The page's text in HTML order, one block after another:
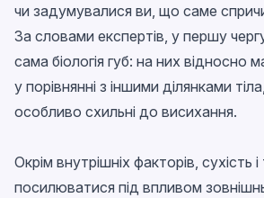
чи задумувалися ви, що саме
За словами експертів, у першу
сама біологія губ: на них відносно
у порівнянні з іншими ділянками
особливо схильні до висихання.
Окрім внутрішніх факторів, сухість
посилюватися під впливом